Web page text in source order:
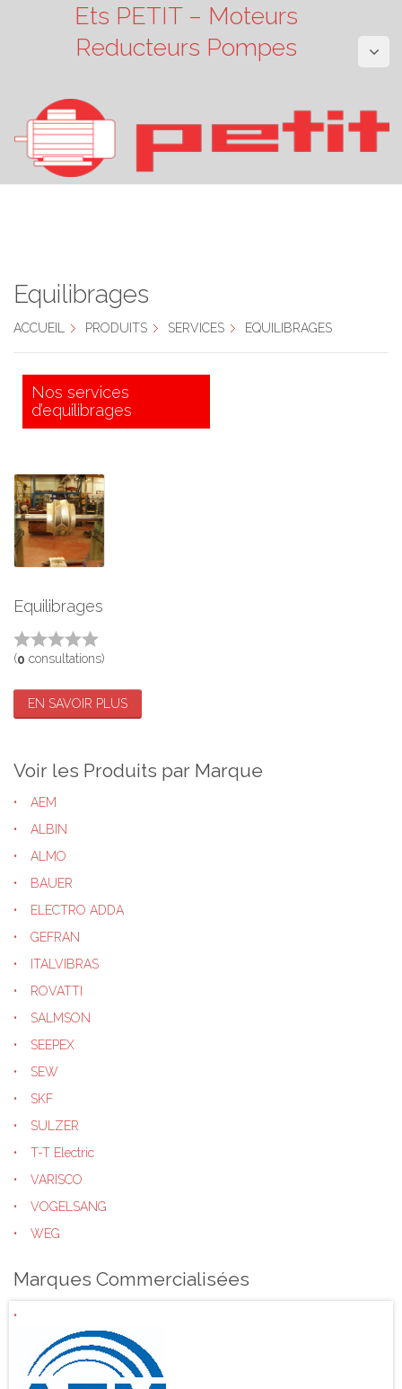
Ets PETIT – Moteurs
Reducteurs Pompes
Equilibrages
ACCUEIL PRODUITS SERVICES EQUILIBRAGES
Nos services
d’equilibrages
Equilibrages
(0 consultations)
EN SAVOIR PLUS
Voir les Produits par Marque
AEM
ALBIN
ALMO
BAUER
ELECTRO ADDA
GEFRAN
ITALVIBRAS
ROVATTI
SALMSON
SEEPEX
SEW
SKF
SULZER
T-T Electric
VARISCO
VOGELSANG
WEG
Marques Commercialisées